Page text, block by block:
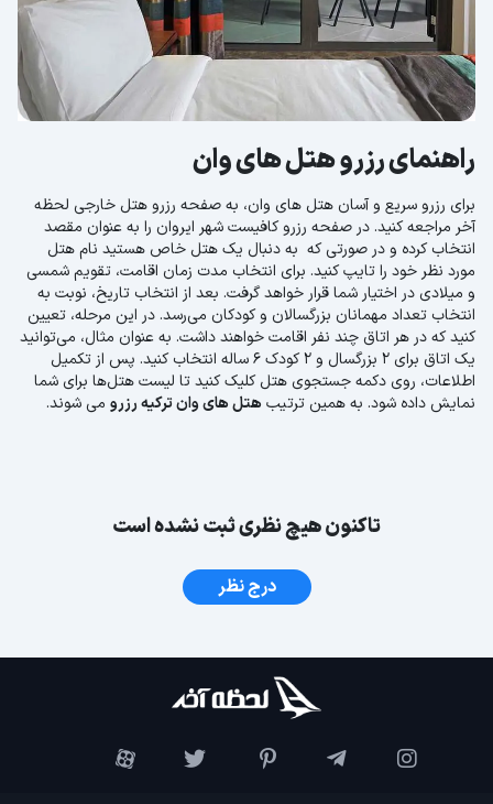
راهنمای رزرو هتل های وان
برای رزرو سریع و آسان هتل های وان، به صفحه رزرو هتل خارجی لحظه
آخر مراجعه کنید. در صفحه رزرو کافیست شهر ایروان را به عنوان مقصد
انتخاب کرده و در صورتی که به دنبال یک هتل خاص هستید نام هتل
مورد نظر خود را تایپ کنید. برای انتخاب مدت زمان اقامت، تقویم شمسی
و میلادی در اختیار شما قرار خواهد گرفت. بعد از انتخاب تاریخ، نوبت به
انتخاب تعداد مهمانان بزرگسالان و کودکان می‌رسد. در این مرحله، تعیین
کنید که در هر اتاق چند نفر اقامت خواهند داشت. به عنوان مثال، می‌توانید
یک اتاق برای ۲ بزرگسال و 2 کودک 6 ساله انتخاب کنید. پس از تکمیل
اطلاعات، روی دکمه جستجوی هتل کلیک کنید تا لیست هتل‌ها برای شما
نمایش داده شود. به همین ترتیب هتل های وان ترکیه رزرو می شوند.
تاکنون هیچ نظری ثبت نشده است
درج نظر